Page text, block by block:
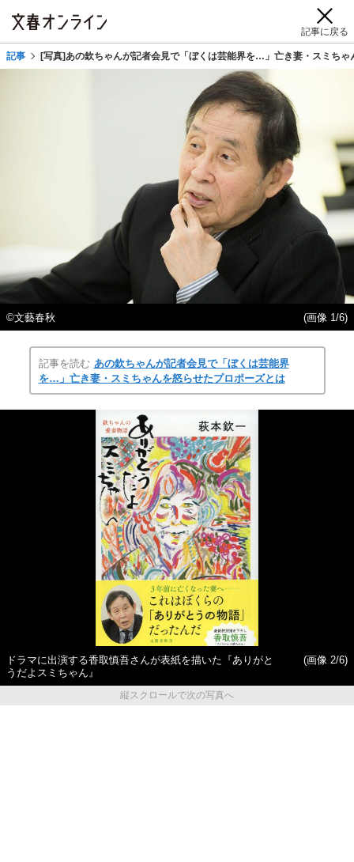
記事に戻る
記事 [写真]あの欽ちゃんが記者会見で「ぼくは芸能界を…」亡き妻・スミちゃ
©文藝春秋 (画像 1/6)
記事を読む あの欽ちゃんが記者会見で「ぼくは芸能界
を…」亡き妻・スミちゃんを怒らせたプロポーズとは
ドラマに出演する香取慎吾さんが表紙を描いた『ありがと
うだよスミちゃん』
(画像 2/6)
縦スクロールで次の写真へ